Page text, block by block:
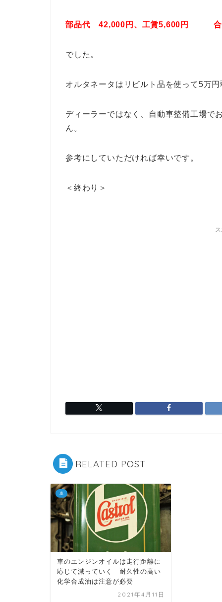
部品代 42,000円、工賃5,600円
でした。
オルタネータはリビルト品を使って5万円
ディーラーではなく、自動車整備工場で
ん。
参考にしていただければ幸いです。
＜終わり＞
RELATED POST
車
車のエンジンオイルは走行距離に
応じて減っていく 耐久性の高い
化学合成油は注意が必要
2021年4月11日